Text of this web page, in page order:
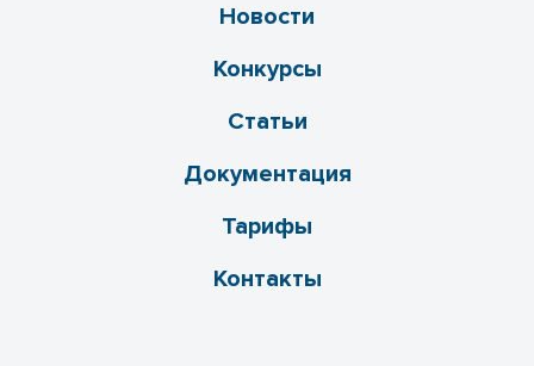
Новости
Конкурсы
Статьи
Документация
Тарифы
Контакты